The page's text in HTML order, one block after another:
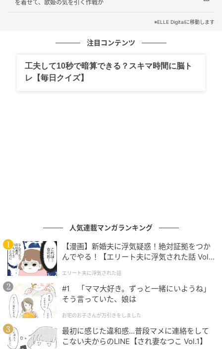
点にする夫妻が、英国政府の新方針をいち早く支持し
たことは、メディアの間でも大きな動きとして注目さ
を着せて、歌姫の気を引く作戦か
※ELLE Digitalに移動します
注目コンテンツ
工夫して10秒で暗算できる？スキマ時間に脳ト
レ【毎日クイズ】
人気連載マンガランキング
【漫画】新婚夫に浮気疑惑！絶対証拠をつか
んでやる！【エリート夫に浮気された話 Vol.
エリート夫に浮気された話
#1 「ママ大好き。ずっと一緒にいようね」
そう言っていた、娘は
お宅のお子さんが万引きをしました
最初に感じた違和感…普段マメに連絡をして
こない夫からのLINE【され妻なつこ Vol.1】